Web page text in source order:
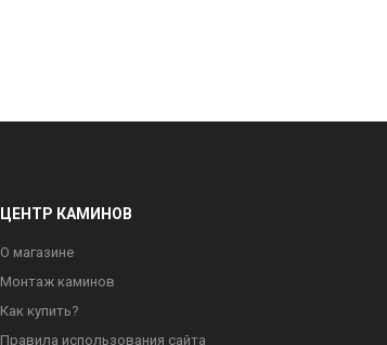
ЦЕНТР КАМИНОВ
О магазине
Монтаж каминов
Как купить?
Правила использования сайта